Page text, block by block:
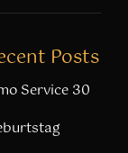
Posts
Service 30